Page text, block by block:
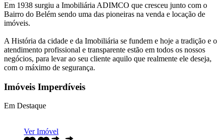
Em 1938 surgiu a Imobiliária ADIMCO que cresceu junto com o
Bairro do Belém sendo uma das pioneiras na venda e locação de
imóveis.
A História da cidade e da Imobiliária se fundem e hoje a tradição e o
atendimento profissional e transparente estão em todos os nossos
negócios, para levar ao seu cliente aquilo que realmente ele deseja,
com o máximo de segurança.
Imóveis Imperdíveis
Em Destaque
Ver Imóvel